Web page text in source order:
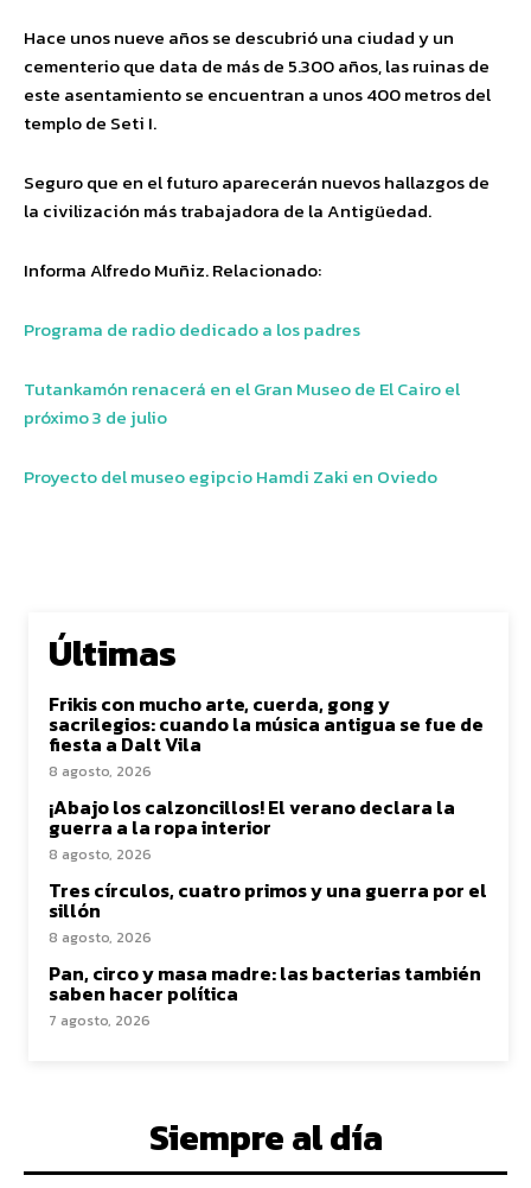
Hace unos nueve años se descubrió una ciudad y un
cementerio que data de más de 5.300 años, las ruinas de
este asentamiento se encuentran a unos 400 metros del
templo de Seti I.
Seguro que en el futuro aparecerán nuevos hallazgos de
la civilización más trabajadora de la Antigüedad.
Informa Alfredo Muñiz. Relacionado:
Programa de radio dedicado a los padres
Tutankamón renacerá en el Gran Museo de El Cairo el
próximo 3 de julio
Proyecto del museo egipcio Hamdi Zaki en Oviedo
Últimas
Frikis con mucho arte, cuerda, gong y
sacrilegios: cuando la música antigua se fue de
fiesta a Dalt Vila
8 agosto, 2026
¡Abajo los calzoncillos! El verano declara la
guerra a la ropa interior
8 agosto, 2026
Tres círculos, cuatro primos y una guerra por el
sillón
8 agosto, 2026
Pan, circo y masa madre: las bacterias también
saben hacer política
7 agosto, 2026
Siempre al día